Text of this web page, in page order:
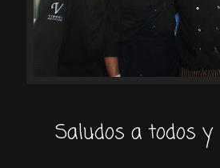
Saludos a todos